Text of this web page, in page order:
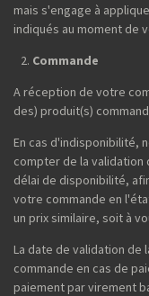
mais s'engage à
indiqués au moment de
Commande
A réception de votre
des) produit(s)
En cas d'indisponibilité,
compter de la validation
délai de disponibilité,
votre commande en
un prix similaire, soit à
La date de validation de
commande en cas de
paiement par virement